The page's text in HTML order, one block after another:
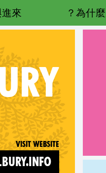
為什麼
來
Visit website